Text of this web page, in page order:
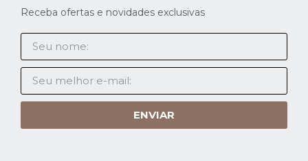
Receba ofertas e novidades exclusivas
ENVIAR